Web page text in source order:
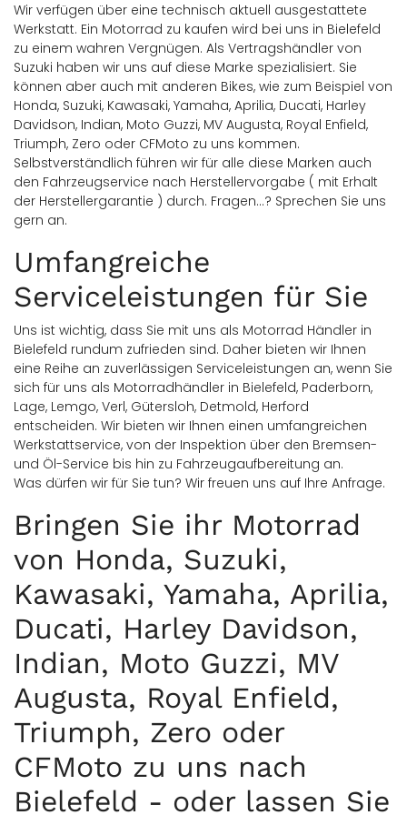
Wir verfügen über eine technisch aktuell ausgestattete
Werkstatt. Ein Motorrad zu kaufen wird bei uns in Bielefeld
zu einem wahren Vergnügen. Als Vertragshändler von
Suzuki haben wir uns auf diese Marke spezialisiert. Sie
können aber auch mit anderen Bikes, wie zum Beispiel von
Honda, Suzuki, Kawasaki, Yamaha, Aprilia, Ducati, Harley
Davidson, Indian, Moto Guzzi, MV Augusta, Royal Enfield,
Triumph, Zero oder CFMoto zu uns kommen.
Selbstverständlich führen wir für alle diese Marken auch
den Fahrzeugservice nach Herstellervorgabe ( mit Erhalt
der Herstellergarantie ) durch. Fragen...? Sprechen Sie uns
gern an.
Umfangreiche
Serviceleistungen für Sie
Uns ist wichtig, dass Sie mit uns als Motorrad Händler in
Bielefeld rundum zufrieden sind. Daher bieten wir Ihnen
eine Reihe an zuverlässigen Serviceleistungen an, wenn Sie
sich für uns als Motorradhändler in Bielefeld, Paderborn,
Lage, Lemgo, Verl, Gütersloh, Detmold, Herford
entscheiden. Wir bieten wir Ihnen einen umfangreichen
Werkstattservice, von der Inspektion über den Bremsen-
und Öl-Service bis hin zu Fahrzeugaufbereitung an.
Was dürfen wir für Sie tun? Wir freuen uns auf Ihre Anfrage.
Bringen Sie ihr Motorrad
von Honda, Suzuki,
Kawasaki, Yamaha, Aprilia,
Ducati, Harley Davidson,
Indian, Moto Guzzi, MV
Augusta, Royal Enfield,
Triumph, Zero oder
CFMoto zu uns nach
Bielefeld - oder lassen Sie